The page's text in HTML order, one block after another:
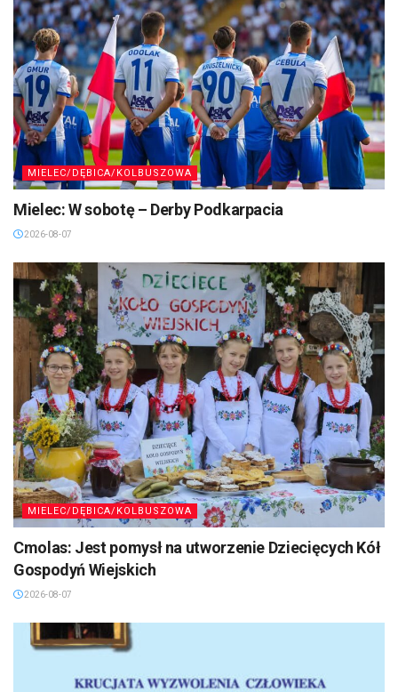
MIELEC/DĘBICA/KOLBUSZOWA
Mielec: W sobotę – Derby Podkarpacia
2026-08-07
MIELEC/DĘBICA/KOLBUSZOWA
Cmolas: Jest pomysł na utworzenie Dziecięcych Kół
Gospodyń Wiejskich
2026-08-07